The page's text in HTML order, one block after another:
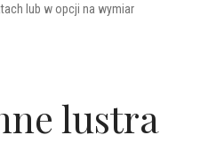
lub w opcji na wymiar
lustra